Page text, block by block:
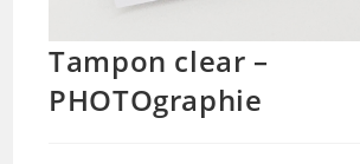
Tampon clear –
PHOTOgraphie